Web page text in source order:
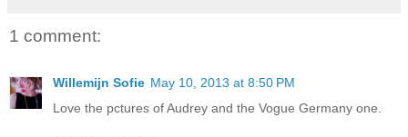
1 comment:
Willemijn Sofie May 10, 2013 at 8:50 PM
Love the pctures of Audrey and the Vogue Germany one.